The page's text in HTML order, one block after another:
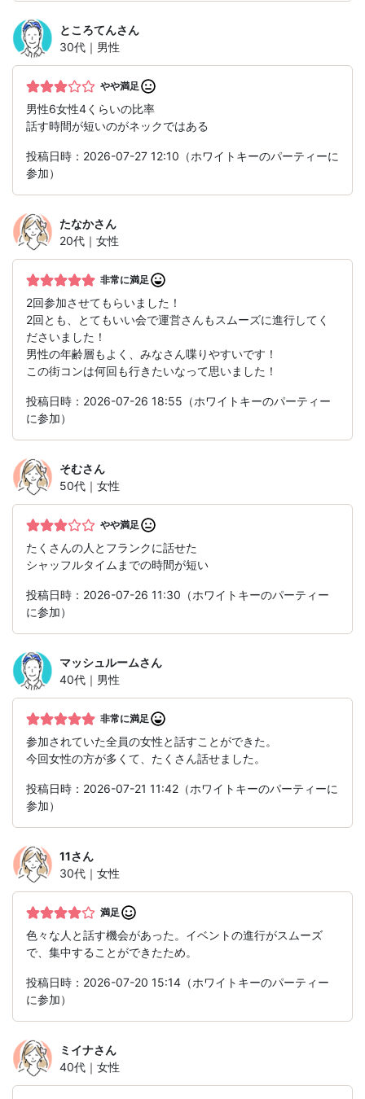
ところてんさん
30代｜男性
やや満足
男性6女性4くらいの比率
話す時間が短いのがネックではある
投稿日時：2026-07-27 12:10（ホワイトキーのパーティーに
参加）
たなかさん
20代｜女性
非常に満足
2回参加させてもらいました！
2回とも、とてもいい会で運営さんもスムーズに進行してく
ださいました！
男性の年齢層もよく、みなさん喋りやすいです！
この街コンは何回も行きたいなって思いました！
投稿日時：2026-07-26 18:55（ホワイトキーのパーティー
に参加）
そむさん
50代｜女性
やや満足
たくさんの人とフランクに話せた
シャッフルタイムまでの時間が短い
投稿日時：2026-07-26 11:30（ホワイトキーのパーティー
に参加）
マッシュルームさん
40代｜男性
非常に満足
参加されていた全員の女性と話すことができた。
今回女性の方が多くて、たくさん話せました。
投稿日時：2026-07-21 11:42（ホワイトキーのパーティーに
参加）
11さん
30代｜女性
満足
色々な人と話す機会があった。イベントの進行がスムーズ
で、集中することができたため。
投稿日時：2026-07-20 15:14（ホワイトキーのパーティー
に参加）
ミイナさん
40代｜女性